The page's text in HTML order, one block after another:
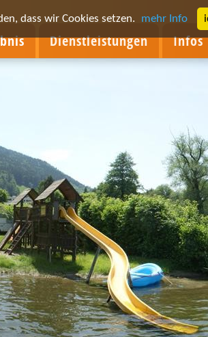
dass wir Cookies setzen. mehr Info
Dienstleistungen Infos